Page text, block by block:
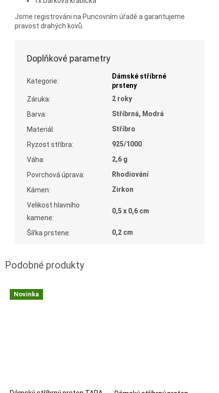
Jsme registrováni na Puncovním úřadě a garantujeme
pravost drahých kovů.
Doplňkové parametry
Kategorie:
Dámské stříbrné
prsteny
Záruka:
2 roky
Barva:
Stříbrná, Modrá
Materiál :
Stříbro
Ryzost stříbra:
925/1000
Váha:
2,6 g
Povrchová úprava:
Rhodiování
Kámen:
Zirkon
Velikost hlavního
kamene:
0,5 x 0,6 cm
Šířka prstene: 0,2 cm
Novinka